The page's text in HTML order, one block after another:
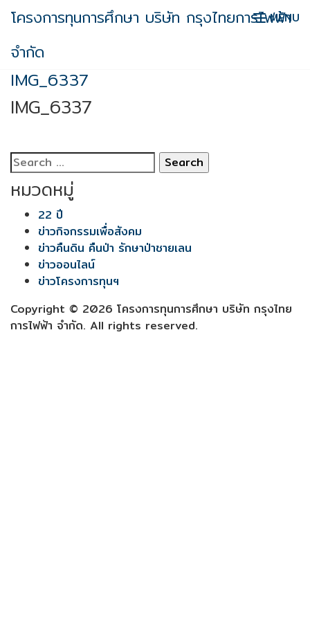
Skip
content
โครงการทุนการศึกษา บริษัท กรุงไทยการไฟฟ้า
จำกัด
MENU
IMG_6337
IMG_6337
Search
for:
หมวดหมู่
22 ปี
ข่าวกิจกรรมเพื่อสังคม
ข่าวคืนดิน คืนป่า รักษาป่าชายเลน
ข่าวออนไลน์
ข่าวโครงการทุนฯ
Copyright © 2026 โครงการทุนการศึกษา บริษัท กรุงไทย
การไฟฟ้า จำกัด. All rights reserved.